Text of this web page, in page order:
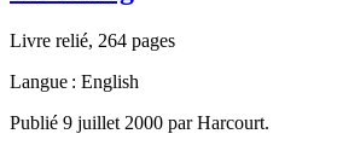
Livre relié, 264 pages
Langue : English
Publié 9 juillet 2000 par Harcourt.